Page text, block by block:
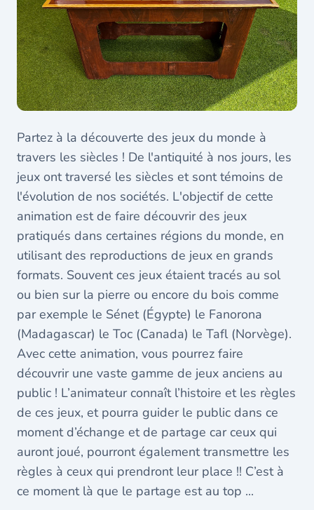
Partez à la découverte des jeux du monde à
travers les siècles ! De l'antiquité à nos jours, les
jeux ont traversé les siècles et sont témoins de
l'évolution de nos sociétés. L'objectif de cette
animation est de faire découvrir des jeux
pratiqués dans certaines régions du monde, en
utilisant des reproductions de jeux en grands
formats. Souvent ces jeux étaient tracés au sol
ou bien sur la pierre ou encore du bois comme
par exemple le Sénet (Égypte) le Fanorona
(Madagascar) le Toc (Canada) le Tafl (Norvège).
Avec cette animation, vous pourrez faire
découvrir une vaste gamme de jeux anciens au
public ! L’animateur connaît l’histoire et les règles
de ces jeux, et pourra guider le public dans ce
moment d’échange et de partage car ceux qui
auront joué, pourront également transmettre les
règles à ceux qui prendront leur place !! C’est à
ce moment là que le partage est au top ...